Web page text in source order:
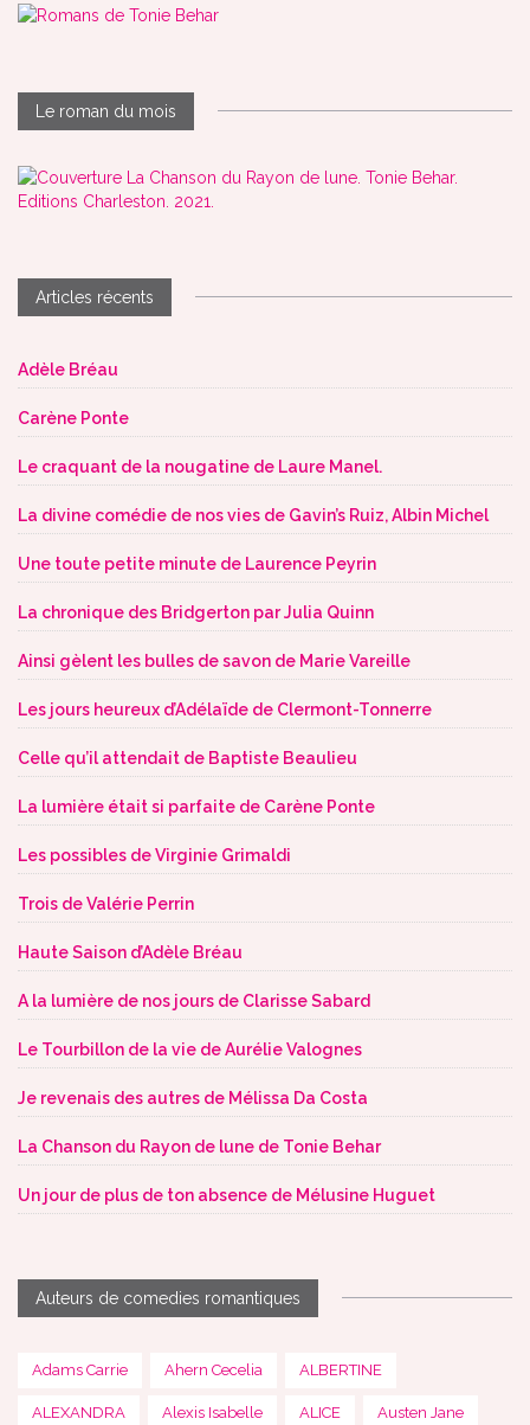
Le roman du mois
Articles récents
Adèle Bréau
Carène Ponte
Le craquant de la nougatine de Laure Manel.
La divine comédie de nos vies de Gavin’s Ruiz, Albin Michel
Une toute petite minute de Laurence Peyrin
La chronique des Bridgerton par Julia Quinn
Ainsi gèlent les bulles de savon de Marie Vareille
Les jours heureux d’Adélaïde de Clermont-Tonnerre
Celle qu’il attendait de Baptiste Beaulieu
La lumière était si parfaite de Carène Ponte
Les possibles de Virginie Grimaldi
Trois de Valérie Perrin
Haute Saison d’Adèle Bréau
A la lumière de nos jours de Clarisse Sabard
Le Tourbillon de la vie de Aurélie Valognes
Je revenais des autres de Mélissa Da Costa
La Chanson du Rayon de lune de Tonie Behar
Un jour de plus de ton absence de Mélusine Huguet
Auteurs de comedies romantiques
Adams Carrie Ahern Cecelia ALBERTINE
ALEXANDRA Alexis Isabelle ALICE Austen Jane